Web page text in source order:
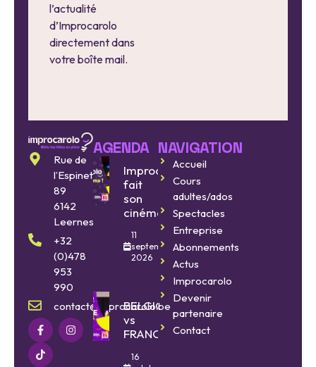
l’actualité
d’Improcarolo
directement dans
votre boîte mail.
Rue de
l’Espinette
89
6142
Leernes
+32
(0)478
953
990
contact@improcarolo.be
AGENDA
Improcarolo
fait
son
cinéma
11
septembre
2026
BELGIQUE
vs
FRANCE
16
NAVIGATION
Accueil
Cours
adultes/ados
Spectacles
Entreprise
Abonnements
Actus
Improcarolo
Devenir
partenaire
Contact